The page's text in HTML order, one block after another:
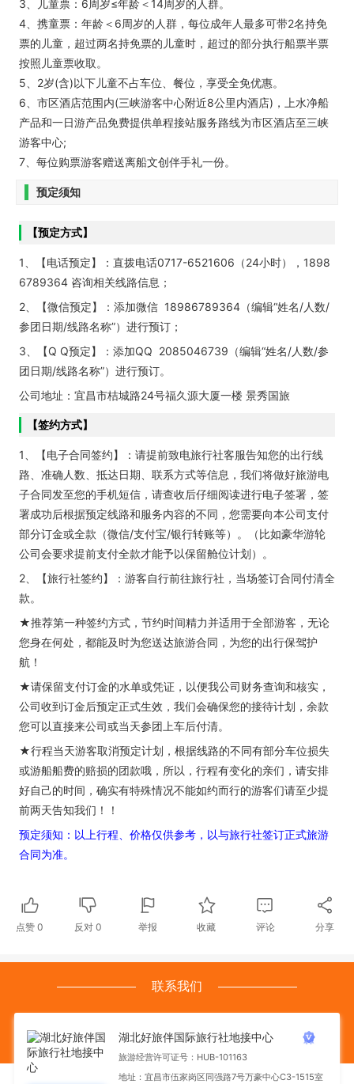
3、儿童票：6周岁≤年龄＜14周岁的人群。
4、携童票：年龄＜6周岁的人群，每位成年人最多可带2名持免
票的儿童，超过两名持免票的儿童时，超过的部分执行船票半票
按照儿童票收取。
5、2岁(含)以下儿童不占车位、餐位，享受全免优惠。
6、市区酒店范围内(三峡游客中心附近8公里内酒店)，上水净船
产品和一日游产品免费提供单程接站服务路线为市区酒店至三峡
游客中心;
7、每位购票游客赠送离船文创伴手礼一份。
预定须知
【预定方式】
1、【电话预定】：直拨电话0717-6521606（24小时），1898
6789364 咨询相关线路信息；
2、【微信预定】：添加微信 18986789364（编辑“姓名/人数/
参团日期/线路名称”）进行预订；
3、【Q Q预定】：添加QQ 2085046739（编辑“姓名/人数/参
团日期/线路名称”）进行预订。
公司地址：宜昌市桔城路24号福久源大厦一楼 景秀国旅
【签约方式】
1、【电子合同签约】：请提前致电旅行社客服告知您的出行线
路、准确人数、抵达日期、联系方式等信息，我们将做好旅游电
子合同发至您的手机短信，请查收后仔细阅读进行电子签署，签
署成功后根据预定线路和服务内容的不同，您需要向本公司支付
部分订金或全款（微信/支付宝/银行转账等）。（比如豪华游轮
公司会要求提前支付全款才能予以保留舱位计划）。
2、【旅行社签约】：游客自行前往旅行社，当场签订合同付清全
款。
★推荐第一种签约方式，节约时间精力并适用于全部游客，无论
您身在何处，都能及时为您送达旅游合同，为您的出行保驾护
航！
★请保留支付订金的水单或凭证，以便我公司财务查询和核实，
公司收到订金后预定正式生效，我们会确保您的接待计划，余款
您可以直接来公司或当天参团上车后付清。
★行程当天游客取消预定计划，根据线路的不同有部分车位损失
或游船船费的赔损的团款哦，所以，行程有变化的亲们，请安排
好自己的时间，确实有特殊情况不能如约而行的游客们请至少提
前两天告知我们！！
预定须知：以上行程、价格仅供参考，以与旅行社签订正式旅游
合同为准。
点赞 0 反对0 举报 收藏 评论 分享
联系我们
湖北好旅伴国际旅行社地接中心
旅游经营许可证号：HUB-101163
地址：宜昌市伍家岗区同强路7号万豪中心C3-1515室